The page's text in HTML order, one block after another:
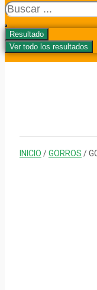
Search
...
Resultado
Ver todo los resultados
INICIO /GORROS /